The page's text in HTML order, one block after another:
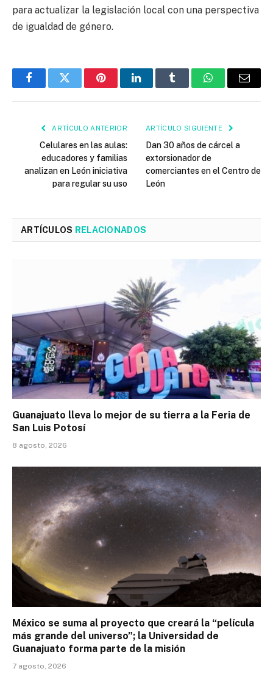
para actualizar la legislación local con una perspectiva
de igualdad de género.
FacebookTwitter PinterestLinkedInTumblr WhatsAppEmail
ARTÍCULO ANTERIOR
Celulares en las aulas:
educadores y familias
analizan en León iniciativa
para regular su uso
ARTÍCULO SIGUIENTE
Dan 30 años de cárcel a
extorsionador de
comerciantes en el Centro de
León
ARTÍCULOS RELACIONADOS
Guanajuato lleva lo mejor de su tierra a la Feria de
San Luis Potosí
8 agosto, 2026
México se suma al proyecto que creará la “película
más grande del universo”; la Universidad de
Guanajuato forma parte de la misión
7 agosto, 2026